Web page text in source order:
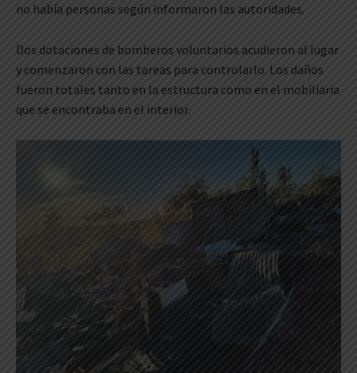
no había personas según informaron las autoridades.
Dos dotaciones de bomberos voluntarios acudieron al lugar
y comenzaron con las tareas para controlarlo. Los daños
fueron totales tanto en la estructura como en el mobiliaria
que se encontraba en el interior.